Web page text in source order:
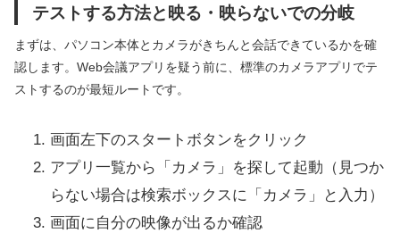
テストする方法と映る・映らないでの分岐
まずは、パソコン本体とカメラがきちんと会話できているかを確
認します。Web会議アプリを疑う前に、標準のカメラアプリでテ
ストするのが最短ルートです。
画面左下のスタートボタンをクリック
アプリ一覧から「カメラ」を探して起動（見つか
らない場合は検索ボックスに「カメラ」と入力）
画面に自分の映像が出るか確認